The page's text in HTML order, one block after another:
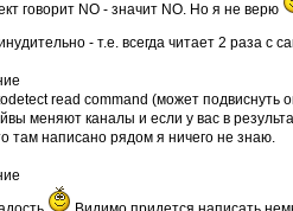
говорит NO - значит NO. Но я не верю
- т.е. всегда читает 2 раза
read command (может подвиснуть
меняют каналы и если у вас в
там написано рядом я ничего не знаю.